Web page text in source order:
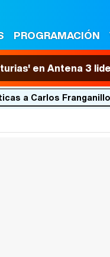
PROGRAMACIÓN
en Antena 3
a Carlos